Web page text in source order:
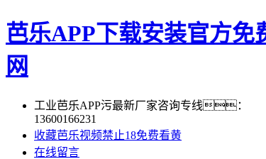
芭乐APP下载安装官方免
网
工业芭乐APP污最新厂家咨询专线：
13600166231
收藏芭乐视频禁止18免费看黄
在线留言